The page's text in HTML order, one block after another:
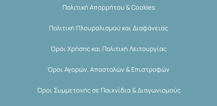
Πολιτική Απορρήτου & Cookies
Πολιτική Πλουραλισμού και Διαφάνειας
Όροι Χρήσης και Πολιτική Λειτουργίας
Όροι Αγορών, Αποστολών & Επιστροφών
Όροι Συμμετοχής σε Παιχνίδια & Διαγωνισμούς